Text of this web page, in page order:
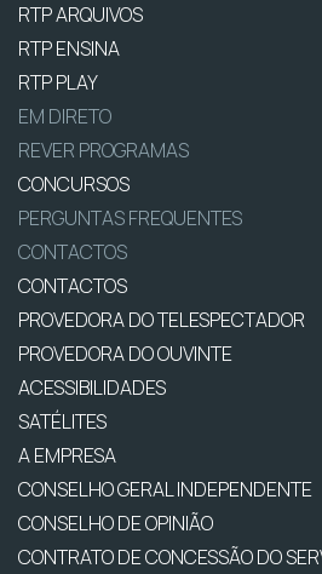
RTP ARQUIVOS
RTP ENSINA
RTP PLAY
EM DIRETO
REVER PROGRAMAS
CONCURSOS
PERGUNTAS FREQUENTES
CONTACTOS
CONTACTOS
PROVEDORA DO TELESPECTADOR
PROVEDORA DO OUVINTE
ACESSIBILIDADES
SATÉLITES
A EMPRESA
CONSELHO GERAL INDEPENDENTE
CONSELHO DE OPINIÃO
CONTRATO DE CONCESSÃO DO